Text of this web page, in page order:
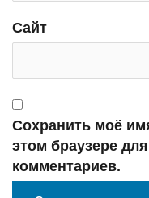
Сайт
Сохранить моё
этом браузере
комментариев.